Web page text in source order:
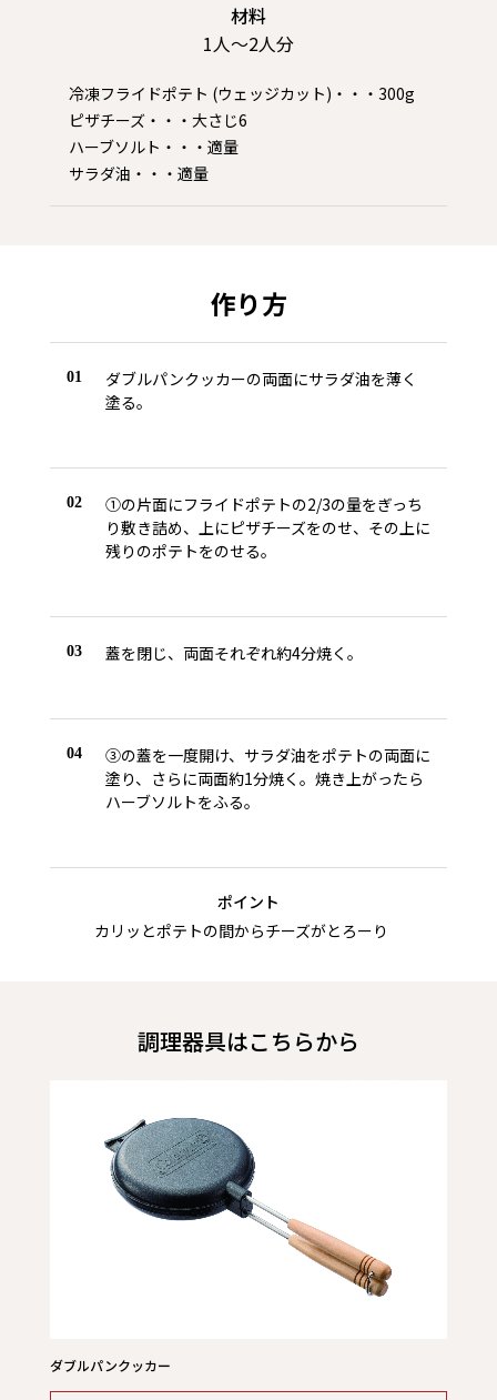
材料
1人〜2人分
冷凍フライドポテト (ウェッジカット)・・・300g
ピザチーズ・・・大さじ6
ハーブソルト・・・適量
サラダ油・・・適量
作り方
01
ダブルパンクッカーの両面にサラダ油を薄く
塗る。
02
①の片面にフライドポテトの2/3の量をぎっち
り敷き詰め、上にピザチーズをのせ、その上に
残りのポテトをのせる。
03 蓋を閉じ、両面それぞれ約4分焼く。
04
③の蓋を一度開け、サラダ油をポテトの両面に
塗り、さらに両面約1分焼く。焼き上がったら
ハーブソルトをふる。
ポイント
カリッとポテトの間からチーズがとろーり
調理器具はこちらから
ダブルパンクッカー